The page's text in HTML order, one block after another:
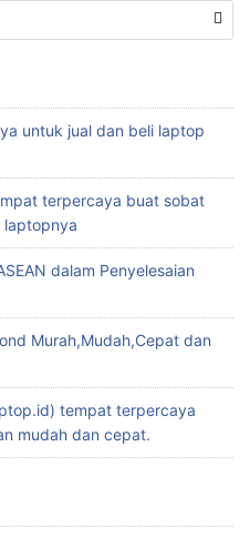
untuk jual dan beli laptop
terpercaya buat sobat
laptopnya
dalam Penyelesaian
Murah,Mudah,Cepat dan
tempat terpercaya
mudah dan cepat.